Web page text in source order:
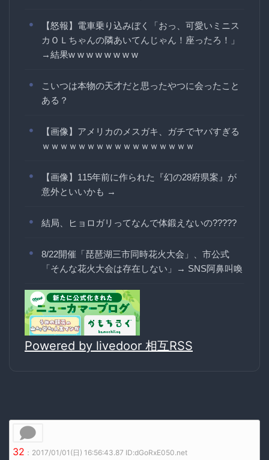
【怒報】電車乗り込みぼく「おっ、可愛いミニス
カＯＬちゃんの隣あいてんじゃん！座ったろ！」
→結果w w w w w w w w
こいつは本物の天才だと思ったやつに会ったこと
ある？
【画像】アメリカのメスガキ、ガチでヤバすぎる
ｗｗｗｗｗｗｗｗｗｗｗｗｗｗｗｗｗ
【画像】115年前に作られた『幻の28府県案』が
意外といいかも →
結局、ヒョロガリってなんで体鍛えないの?????
8/22開催「琵琶湖三市同時花火大会」、市公式
「そんな花火大会は存在しない」→ SNS阿鼻叫喚
Powered by livedoor 相互RSS
32 ：2017/01/01(日) 16:56:43.87 ID:dGoRxE050.net